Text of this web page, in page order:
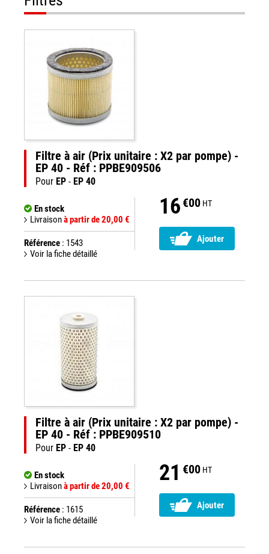
Filtre à air (Prix unitaire : X2 par pompe) -
EP 40 - Réf : PPBE909506
Pour EP - EP 40
En stock
Livraisonà partir de 20,00 €
Référence : 1543
Voir la fiche détaillé
16 €00 HT
Ajouter
Filtre à air (Prix unitaire : X2 par pompe) -
EP 40 - Réf : PPBE909510
Pour EP - EP 40
En stock
Livraisonà partir de 20,00 €
Référence : 1615
Voir la fiche détaillé
21 €00 HT
Ajouter